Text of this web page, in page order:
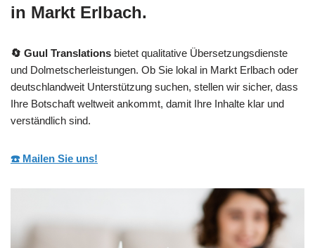
in Markt Erlbach.
🔄 Guul Translations bietet qualitative Übersetzungsdienste
und Dolmetscherleistungen. Ob Sie lokal in Markt Erlbach oder
deutschlandweit Unterstützung suchen, stellen wir sicher, dass
Ihre Botschaft weltweit ankommt, damit Ihre Inhalte klar und
verständlich sind.
☎️ Mailen Sie uns!